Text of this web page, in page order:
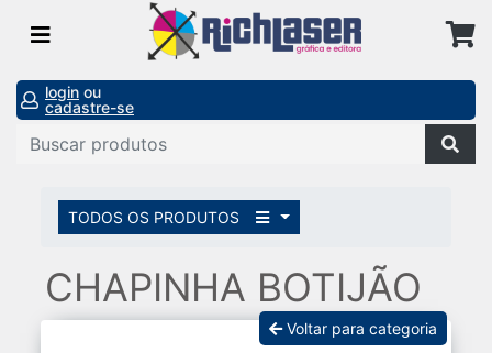
login ou
cadastre-se
TODOS OS PRODUTOS
CHAPINHA BOTIJÃO
Voltar para categoria